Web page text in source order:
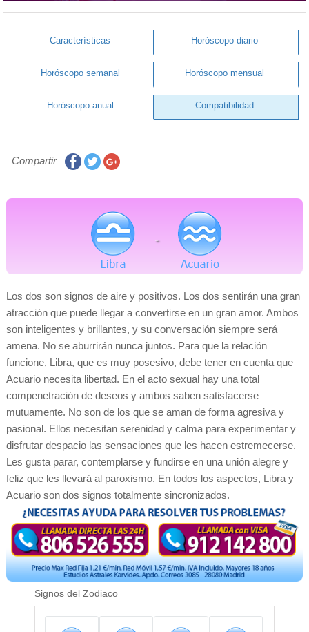
Características Horóscopo diario
Horóscopo semanal Horóscopo mensual
Horóscopo anual Compatibilidad
Compartir
-
Los dos son signos de aire y positivos. Los dos sentirán una gran
atracción que puede llegar a convertirse en un gran amor. Ambos
son inteligentes y brillantes, y su conversación siempre será
amena. No se aburrirán nunca juntos. Para que la relación
funcione, Libra, que es muy posesivo, debe tener en cuenta que
Acuario necesita libertad. En el acto sexual hay una total
compenetración de deseos y ambos saben satisfacerse
mutuamente. No son de los que se aman de forma agresiva y
pasional. Ellos necesitan serenidad y calma para experimentar y
disfrutar despacio las sensaciones que les hacen estremecerse.
Les gusta parar, contemplarse y fundirse en una unión alegre y
feliz que les llevará al paroxismo. En todos los aspectos, Libra y
Acuario son dos signos totalmente sincronizados.
Signos del Zodiaco